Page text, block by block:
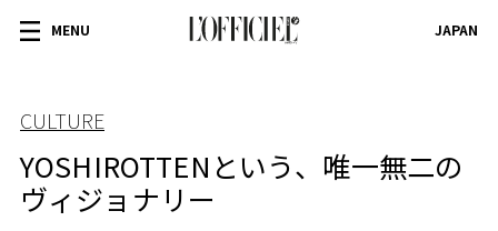
MENU JAPAN
CULTURE
YOSHIROTTENという、唯一無二の
ヴィジョナリー